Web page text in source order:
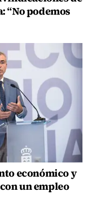
“No podemos
económico y
un empleo